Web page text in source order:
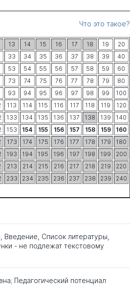
Что это такое?
13 14 15 16 17 18 19
20
33 34 35 36 37 38 39
40
53 54 55 56 57 58 59
60
73 74 75 76 77 78 79
80
93 94 95 96 97 98 99
100
113 114 115 116 117 118 119
120
133 134 135 136 137 138 139
140
153 154 155 156 157 158 159
160
173 174 175 176 177 178 179
180
193 194 195 196 197 198 199
200
213 214 215 216 217 218 219
220
233 234 235 236 237 238 239
240
Введение, Список литературы,
- не подлежат текстовому
Педагогический потенциал